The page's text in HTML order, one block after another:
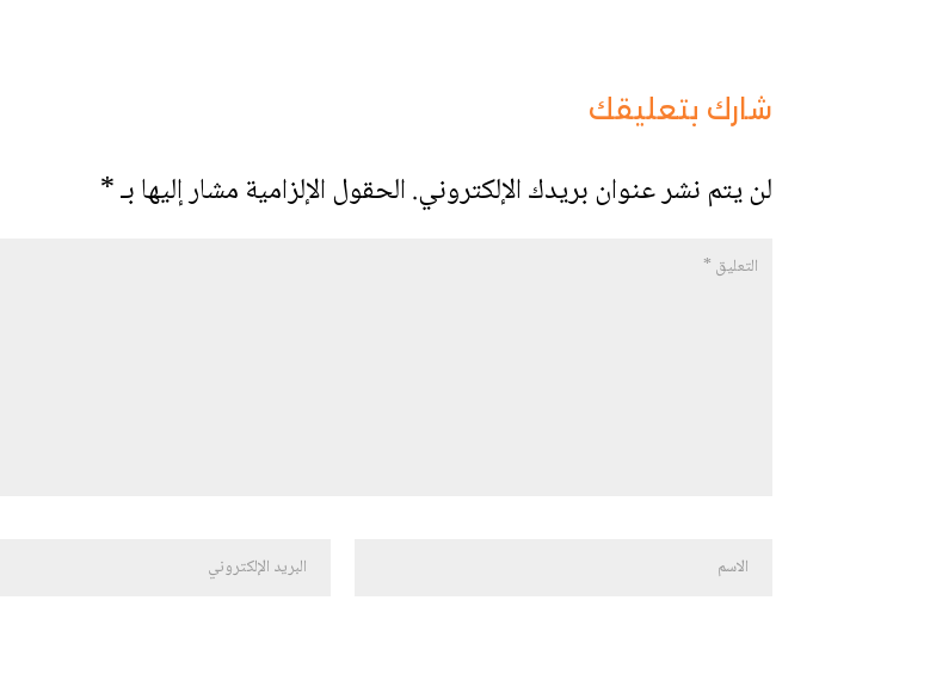
شارك بتعليقك
لن يتم نشر عنوان بريدك الإلكتروني.الحقول الإلزامية مشار إليها بـ*